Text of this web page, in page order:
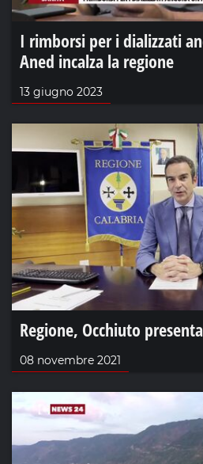
I rimborsi per i dializzati
Aned incalza la regione
13 giugno 2023
Regione, Occhiuto
08 novembre 2021